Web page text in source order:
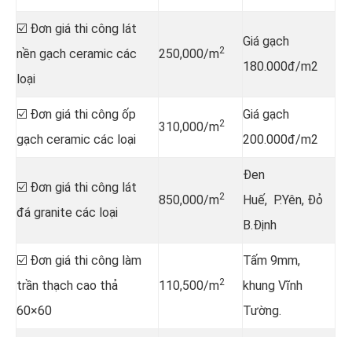
☑️ Đơn giá thi công lát
nền gạch ceramic các
loại
250,000/m2
Giá gạch
180.000đ/m2
☑️ Đơn giá thi công ốp
gạch ceramic các loại
310,000/m2
Giá gạch
200.000đ/m2
☑️ Đơn giá thi công lát
đá granite các loại
850,000/m2
Đen
Huế, P.Yên, Đỏ
B.Định
☑️ Đơn giá thi công làm
trần thạch cao thả
60×60
110,500/m2
Tấm 9mm,
khung Vĩnh
Tường.